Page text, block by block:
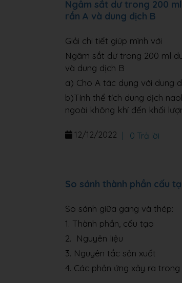
Ngâm sắt dư trong 200
rắn A và dung dịch B
Giải chi tiết giúp mình với
Ngâm sắt dư trong 200 ml
và dung dịch B
a) Cho A tác dụng với dung
b)Tính thể tích dung dịch
ngoài không khí đến khối
12/12/2022 0 Trả lời
So sánh thành phần cấu
So sánh giữa gang và thép:
1. Thành phần, cấu tạo
2. Nguyên liệu
3. Nguyên tắc sản xuất
4. Các phản ứng xảy ra